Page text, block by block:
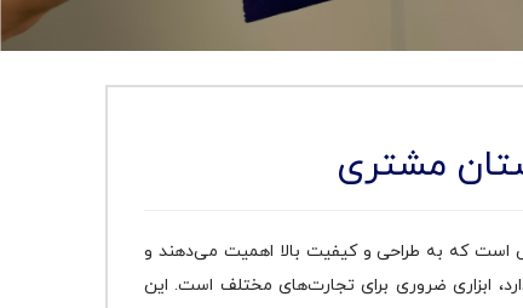
مشتری
است که به طراحی و کیفیت بالا اهمیت می‌دهند و
ابزاری ضروری برای تجارت‌های مختلف است. این